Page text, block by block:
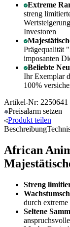
Extreme
streng
Investoren
Prägequalität
imposanten
Beliebte
Ihr Exemplar
100%
Artikel-Nr: 2250641
Preisalarm setzen
Produkt teilen
Beschreibung
African
Streng
durch
Seltene